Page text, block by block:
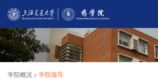
学院概况 > 学院领导